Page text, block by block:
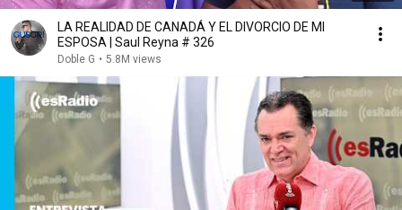
LA REALIDAD DE CANADÁ Y EL DIVORCIO DE MI
ESPOSA | Saul Reyna # 326
Doble G • 5.8M views